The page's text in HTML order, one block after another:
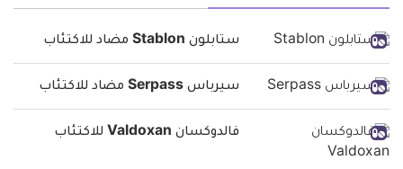
ستابلون Stablon مضاد للاكتئاب
سيرباس Serpass مضاد للاكتئاب
فالدوكسان Valdoxan للاكتئاب